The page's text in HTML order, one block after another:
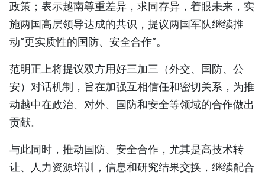
政策；表示越南尊重差异，求同存异，着眼未来，实
施两国高层领导达成的共识，提议两国军队继续推
动“更实质性的国防、安全合作”。
范明正上将提议双方用好三加三（外交、国防、公
安）对话机制，旨在加强互相信任和密切关系，为推
动越中在政治、对外、国防和安全等领域的合作做出
贡献。
与此同时，推动国防、安全合作，尤其是高技术转
让、人力资源培训，信息和研究结果交换，继续配合